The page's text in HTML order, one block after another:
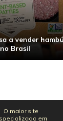
a vender
Brasil
O maior site
em